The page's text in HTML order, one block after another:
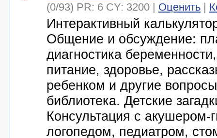
(0/93) PR: 6 CY: 3200 | Оценить |
Интерактивный
Общение и обсуждение:
диагностика
питание, здоровье,
ребенком и другие
библиотека. Детские
Консультация с акушером-
логопедом, педиатром,